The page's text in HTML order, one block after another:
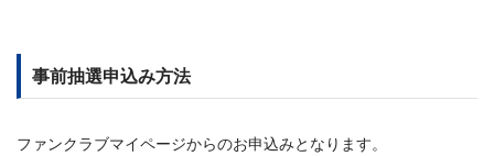
事前抽選申込み方法
ファンクラブマイページからのお申込みとなります。